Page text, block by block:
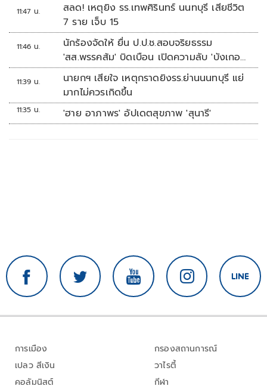
11:47 น.
สลด! เหตุยิง รร.เทพศิรินทร์ นนทบุรี เสียชีวิต
7 ราย เจ็บ 15
11:46 น.
นักร้องจัดให้ ยื่น ป.ป.ช.สอบจริยธรรม
'สส.พรรคส้ม' บิดเบือน เปิดความลับ 'บังเกอร์
ทหาร'
11:39 น.
นายกฯ เสียใจ เหตุกราดยิงรร.ย่านนนทบุรี แย่
มากไม่ควรเกิดขึ้น
11:35 น. 'ฮาย อาภาพร' อัปเดตสุขภาพ 'สุนารี'
การเมือง
เปลว สีเงิน
คอลัมนิสต์
กรองสถานการณ์
วาไรตี้
กีฬา